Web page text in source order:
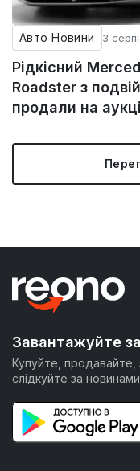
Авто Новини 3
Рідкісний
Roadster з
продали на
Завантажуйте
Купуйте, продавайте,
слідкуйте за